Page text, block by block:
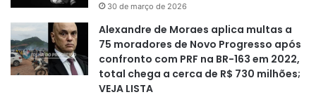
30 de março de 2026
Alexandre de Moraes aplica multas a
75 moradores de Novo Progresso após
confronto com PRF na BR-163 em 2022,
total chega a cerca de R$ 730 milhões;
VEJA LISTA